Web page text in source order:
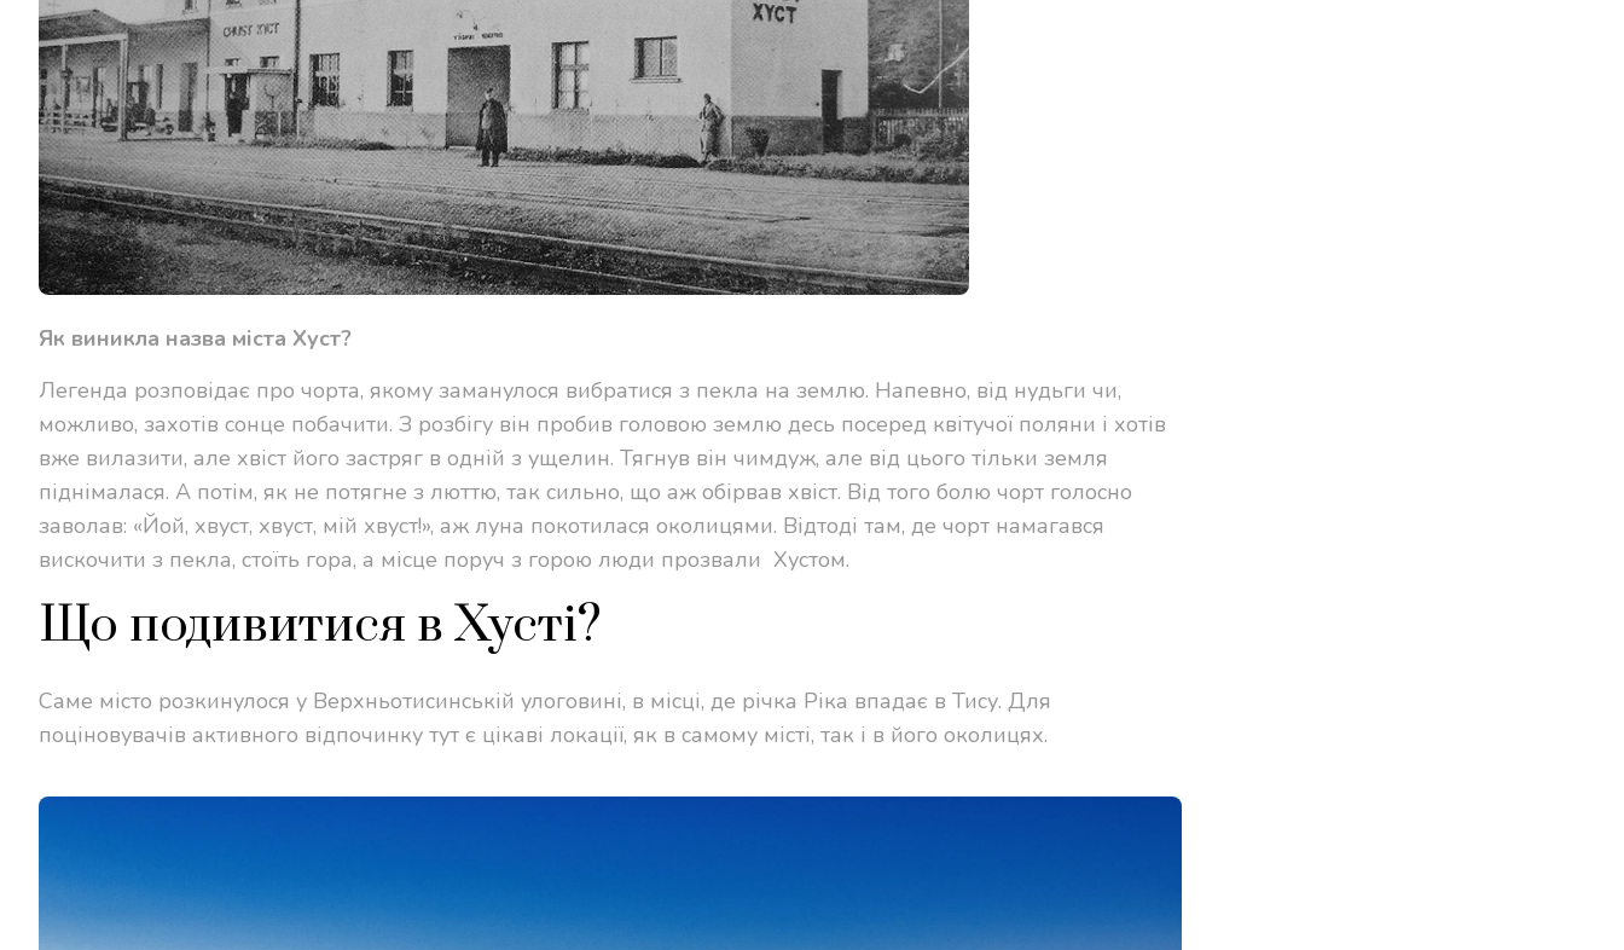
Як виникла назва міста Хуст?
Легенда розповідає про чорта, якому заманулося вибратися з пекла на землю. Напевно, від нудьги чи,
можливо, захотів сонце побачити. З розбігу він пробив головою землю десь посеред квітучої поляни і хотів
вже вилазити, але хвіст його застряг в одній з ущелин. Тягнув він чимдуж, але від цього тільки земля
піднімалася. А потім, як не потягне з люттю, так сильно, що аж обірвав хвіст. Від того болю чорт голосно
заволав: «Йой, хвуст, хвуст, мій хвуст!», аж луна покотилася околицями. Відтоді там, де чорт намагався
вискочити з пекла, стоїть гора, а місце поруч з горою люди прозвали Хустом.
Що подивитися в Хусті?
Саме місто розкинулося у Верхньотисинській улоговині, в місці, де річка Ріка впадає в Тису. Для
поціновувачів активного відпочинку тут є цікаві локації, як в самому місті, так і в його околицях.